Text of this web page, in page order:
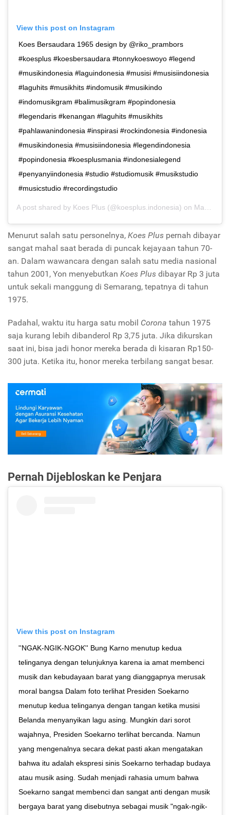
View this post on Instagram
Koes Bersaudara 1965 design by @riko_prambors
#koesplus #koesbersaudara #tonnykoeswoyo #legend
#musikindonesia #laguindonesia #musisi #musisiindonesia
#laguhits #musikhits #indomusik #musikindo
#indomusikgram #balimusikgram #popindonesia
#legendaris #kenangan #laguhits #musikhits
#pahlawanindonesia #inspirasi #rockindonesia #indonesia
#musikindonesia #musisiindonesia #legendindonesia
#popindonesia #koesplusmania #indonesialegend
#penyanyiindonesia #studio #studiomusik #musikstudio
#musicstudio #recordingstudio
A post shared by Koes Plus (@koesplus.indonesia) on May 2, 2019 at 2:29am PDT
Menurut salah satu personelnya, Koes Plus pernah dibayar
sangat mahal saat berada di puncak kejayaan tahun 70-
an. Dalam wawancara dengan salah satu media nasional
tahun 2001, Yon menyebutkan Koes Plus dibayar Rp 3 juta
untuk sekali manggung di Semarang, tepatnya di tahun
1975.
Padahal, waktu itu harga satu mobil Corona tahun 1975
saja kurang lebih dibanderol Rp 3,75 juta. Jika dikurskan
saat ini, bisa jadi honor mereka berada di kisaran Rp150-
300 juta. Ketika itu, honor mereka terbilang sangat besar.
Pernah Dijebloskan ke Penjara
View this post on Instagram
''NGAK-NGIK-NGOK'' Bung Karno menutup kedua
telinganya dengan telunjuknya karena ia amat membenci
musik dan kebudayaan barat yang dianggapnya merusak
moral bangsa Dalam foto terlihat Presiden Soekarno
menutup kedua telinganya dengan tangan ketika musisi
Belanda menyanyikan lagu asing. Mungkin dari sorot
wajahnya, Presiden Soekarno terlihat bercanda. Namun
yang mengenalnya secara dekat pasti akan mengatakan
bahwa itu adalah ekspresi sinis Soekarno terhadap budaya
atau musik asing. Sudah menjadi rahasia umum bahwa
Soekarno sangat membenci dan sangat anti dengan musik
bergaya barat yang disebutnya sebagai musik "ngak-ngik-